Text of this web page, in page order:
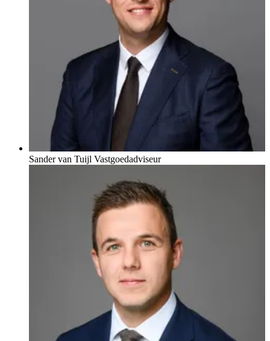
Sander van Tuijl Vastgoedadviseur